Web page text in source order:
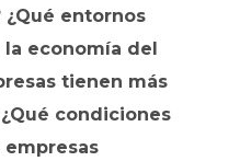
entornos
economía del
tienen más
condiciones